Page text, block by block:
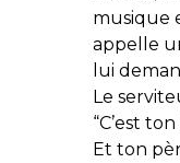
musique
appelle
lui
Le
“C’est
Et ton